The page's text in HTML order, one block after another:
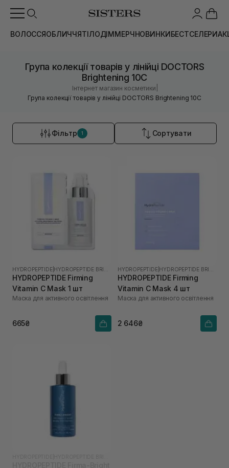
ВОЛОССЯОБЛИЧЧЯТІЛОДІММЕРЧНОВИНКИБЕСТСЕЛЕРИ
Група колекції товарів у лінійці DOCTORS
Brightening 10C
Інтернет магазин косметики
Група колекції товарів у лінійці DOCTORS Brightening 10C
Фільтр 1 Сортувати
HYDROPEPTIDE
HYDROPEPTIDE Firming
Vitamin C Mask 1 шт
Маска для активного освітлення
665₴
HYDROPEPTIDE
HYDROPEPTIDE Firming
Vitamin C Mask 4 шт
Маска для активного освітлення
2 646₴